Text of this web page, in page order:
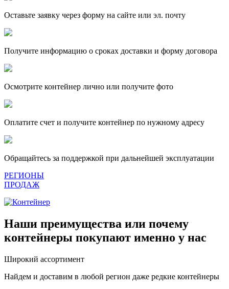
Оставьте заявку через форму на сайте или эл. почту
Получите информацию о сроках доставки и форму договора
Осмотрите контейнер лично или получите фото
Оплатите счет и получите контейнер по нужному адресу
Обращайтесь за поддержкой при дальнейшей эксплуатации
РЕГИОНЫ
ПРОДАЖ
Наши преимущества или почему
контейнеры покупают именно у нас
Широкий ассортимент
Найдем и доставим в любой регион даже редкие контейнеры